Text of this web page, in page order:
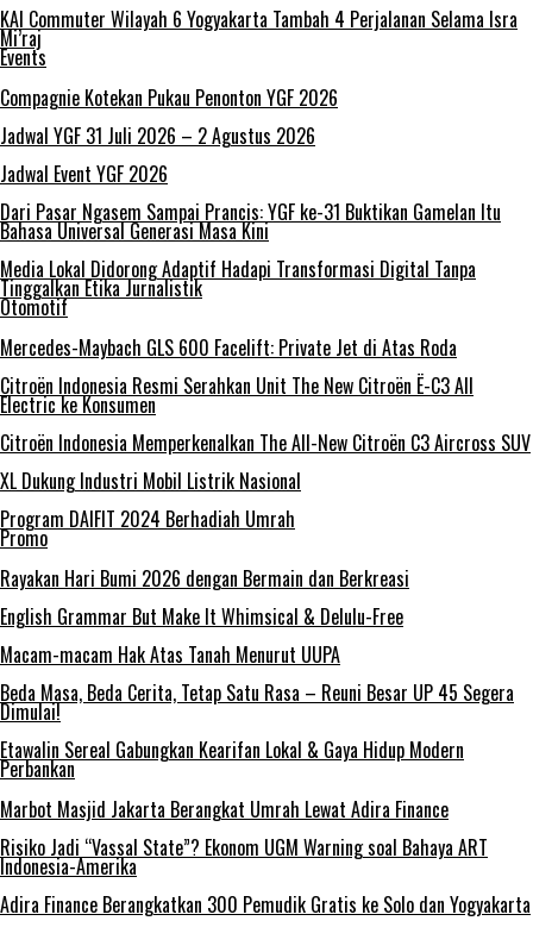
KAI Commuter Wilayah 6 Yogyakarta Tambah 4 Perjalanan Selama Isra
Mi’raj
Events
Compagnie Kotekan Pukau Penonton YGF 2026
Jadwal YGF 31 Juli 2026 – 2 Agustus 2026
Jadwal Event YGF 2026
Dari Pasar Ngasem Sampai Prancis: YGF ke-31 Buktikan Gamelan Itu
Bahasa Universal Generasi Masa Kini
Media Lokal Didorong Adaptif Hadapi Transformasi Digital Tanpa
Tinggalkan Etika Jurnalistik
Otomotif
Mercedes-Maybach GLS 600 Facelift: Private Jet di Atas Roda
Citroën Indonesia Resmi Serahkan Unit The New Citroën Ë-C3 All
Electric ke Konsumen
Citroën Indonesia Memperkenalkan The All-New Citroën C3 Aircross SUV
XL Dukung Industri Mobil Listrik Nasional
Program DAIFIT 2024 Berhadiah Umrah
Promo
Rayakan Hari Bumi 2026 dengan Bermain dan Berkreasi
English Grammar But Make It Whimsical & Delulu-Free
Macam-macam Hak Atas Tanah Menurut UUPA
Beda Masa, Beda Cerita, Tetap Satu Rasa – Reuni Besar UP 45 Segera
Dimulai!
Etawalin Sereal Gabungkan Kearifan Lokal & Gaya Hidup Modern
Perbankan
Marbot Masjid Jakarta Berangkat Umrah Lewat Adira Finance
Risiko Jadi “Vassal State”? Ekonom UGM Warning soal Bahaya ART
Indonesia-Amerika
Adira Finance Berangkatkan 300 Pemudik Gratis ke Solo dan Yogyakarta